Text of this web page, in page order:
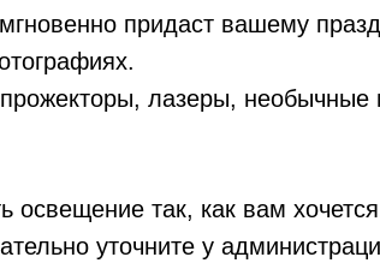
придаст вашему
лазеры, необычные
освещение так, как вам
уточните у